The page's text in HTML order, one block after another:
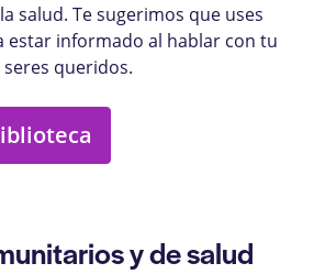
salud. Te sugerimos que uses
estar informado al hablar con tu
queridos.
y de salud